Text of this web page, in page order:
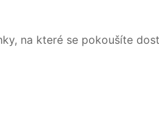
na které se pokoušíte